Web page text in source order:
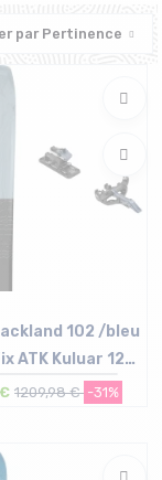
parPertinence
172 | 186
102 /bleu
ATK Kuluar 12
/bleu marine
1209,98 € -31%